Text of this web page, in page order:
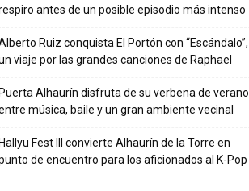
antes de un posible episodio más intenso
Ruiz conquista El Portón con “Escándalo”,
viaje por las grandes canciones de Raphael
Alhaurín disfruta de su verbena de verano
música, baile y un gran ambiente vecinal
Fest III convierte Alhaurín de la Torre en
de encuentro para los aficionados al K-Pop